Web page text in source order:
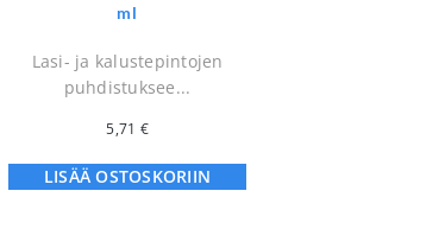
ml
Lasi- ja kalustepintojen
puhdistuksee...
5,71 €
LISÄÄ OSTOSKORIIN